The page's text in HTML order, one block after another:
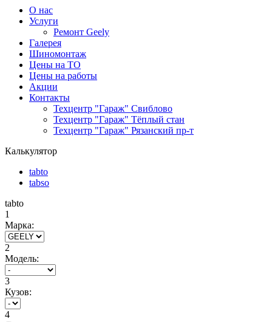
О нас
Услуги
Ремонт Geely
Галерея
Шиномонтаж
Цены на ТО
Цены на работы
Акции
Контакты
Техцентр "Гараж" Свиблово
Техцентр "Гараж" Тёплый стан
Техцентр "Гараж" Рязанский пр-т
Калькулятор
tabto
tabso
tabto
1
Марка:
2
Модель:
3
Кузов:
4